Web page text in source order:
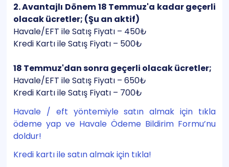
2. Avantajlı Dönem 18 Temmuz'a kadar geçerli
olacak ücretler; (Şu an aktif)
Havale/EFT ile Satış Fiyatı – 450₺
Kredi Kartı ile Satış Fiyatı – 500₺
18 Temmuz'dan sonra geçerli olacak ücretler;
Havale/EFT ile Satış Fiyatı – 650₺
Kredi Kartı ile Satış Fiyatı – 700₺
Havale / eft yöntemiyle satın almak için tıkla
ödeme yap ve Havale Ödeme Bildirim Formu’nu
doldur!
Kredi kartı ile satın almak için tıkla!